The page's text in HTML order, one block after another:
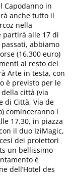
Capodanno in
anche tutto il
nella
partirà alle 17 di
abbiamo
(16.300 euro)
al resto del
Arte in testa, con
è previsto per le
città (via
di Città, Via de
cominceranno i
17.30, in piazza
il duo IziMagic,
dei proiettori
un bellissimo
è
dell’Hotel des